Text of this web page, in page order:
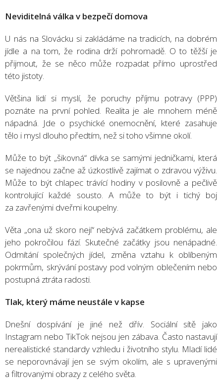
Neviditelná válka v bezpečí domova
U nás na Slovácku si zakládáme na tradicích, na dobrém
jídle a na tom, že rodina drží pohromadě. O to těžší je
přijmout, že se něco může rozpadat přímo uprostřed
této jistoty.
Většina lidí si myslí, že poruchy příjmu potravy (PPP)
poznáte na první pohled. Realita je ale mnohem méně
nápadná. Jde o psychické onemocnění, které zasahuje
tělo i mysl dlouho předtím, než si toho všimne okolí.
Může to být „šikovná“ dívka se samými jedničkami, která
se najednou začne až úzkostlivě zajímat o zdravou výživu.
Může to být chlapec trávící hodiny v posilovně a pečlivě
kontrolující každé sousto. A může to být i tichý boj
za zavřenými dveřmi koupelny.
Věta „ona už skoro nejí“ nebývá začátkem problému, ale
jeho pokročilou fází. Skutečné začátky jsou nenápadné.
Odmítání společných jídel, změna vztahu k oblíbeným
pokrmům, skrývání postavy pod volným oblečením nebo
postupná ztráta radosti.
Tlak, který máme neustále v kapse
Dnešní dospívání je jiné než dřív. Sociální sítě jako
Instagram nebo TikTok nejsou jen zábava. Často nastavují
nerealistické standardy vzhledu i životního stylu. Mladí lidé
se neporovnávají jen se svým okolím, ale s upravenými
a filtrovanými obrazy z celého světa.